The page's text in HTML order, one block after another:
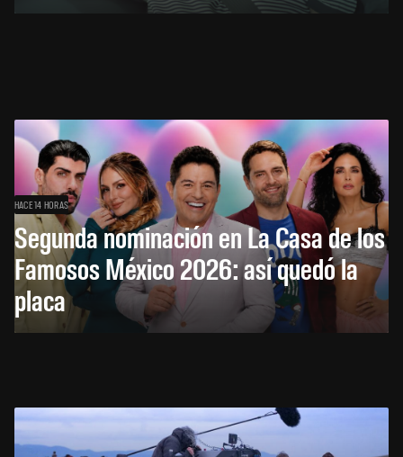
HACE 14 HORAS
Segunda nominación en La Casa de los
Famosos México 2026: así quedó la
placa